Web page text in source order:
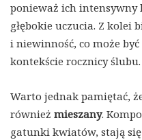
ponieważ ich
głębokie uczucia. Z kolei
i niewinność, co może
kontekście rocznicy ślubu.
Warto jednak pamiętać,
również mieszany.
gatunki kwiatów, stają